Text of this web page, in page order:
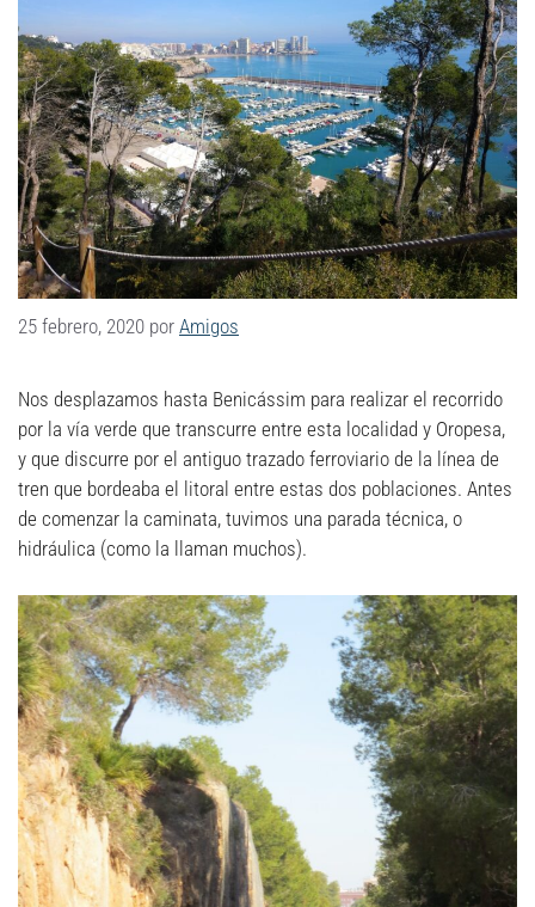
25 febrero, 2020 por Amigos
Nos desplazamos hasta Benicássim para realizar el recorrido
por la vía verde que transcurre entre esta localidad y Oropesa,
y que discurre por el antiguo trazado ferroviario de la línea de
tren que bordeaba el litoral entre estas dos poblaciones. Antes
de comenzar la caminata, tuvimos una parada técnica, o
hidráulica (como la llaman muchos).